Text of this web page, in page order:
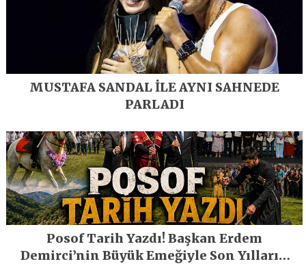
MUSTAFA SANDAL İLE AYNI SAHNEDE
PARLADI
Posof Tarih Yazdı! Başkan Erdem
Demirci’nin Büyük Emeğiyle Son Yılların